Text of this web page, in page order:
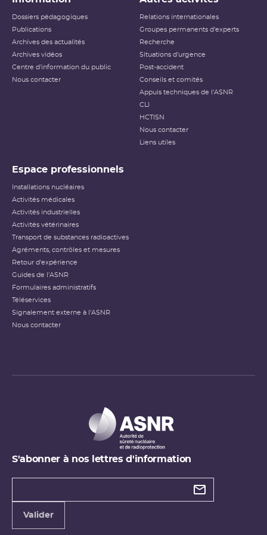
L’échelle INES (International Nuclear and Radiological
au public l’importance d’un événement vis-à-vis de la
sûreté ou de la
. Cette échelle est
applicable aux événements survenant sur les
événements ayant des conséquences, potentielles ou
réelles, sur la radioprotection du public et des travailleurs.
Elle ne s’applique pas aux événements ayant un impact
habituellement utilisés pour classer les événements
reçue notamment) n’étant pas applicables dans ce
Échelle INES pour le
classement des incidents et
Dossiers pédagogiques
Publications
Archives des actualités
Archives vidéos
Centre d'information du public
Nous contacter
Relations internationales
Groupes permanents d'experts
Recherche
Situations d'urgence
Post-accident
Conseils et comités
Appuis techniques de l'ASNR
CLI
HCTISN
Nous contacter
Liens utiles
Espace professionnels
Installations nucléaires
Activités médicales
Activités industrielles
Activités vétérinaires
Transport de substances radioactives
Agréments, contrôles et mesures
Retour d'expérience
Guides de l'ASNR
Formulaires administratifs
Téléservices
Signalement externe à l'ASNR
Nous contacter
S'abonner à nos lettres d'information
Types de
Valider